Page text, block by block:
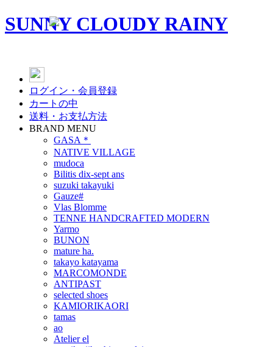
SUNNY CLOUDY RAINY
ログイン・会員登録
カートの中
送料・お支払方法
BRAND MENU
GASA＊
NATIVE VILLAGE
mudoca
Bilitis dix-sept ans
suzuki takayuki
Gauze#
Vlas Blomme
TENNE HANDCRAFTED MODERN
Yarmo
BUNON
mature ha.
takayo katayama
MARCOMONDE
ANTIPAST
selected shoes
KAMIORIKAORI
tamas
ao
Atelier el